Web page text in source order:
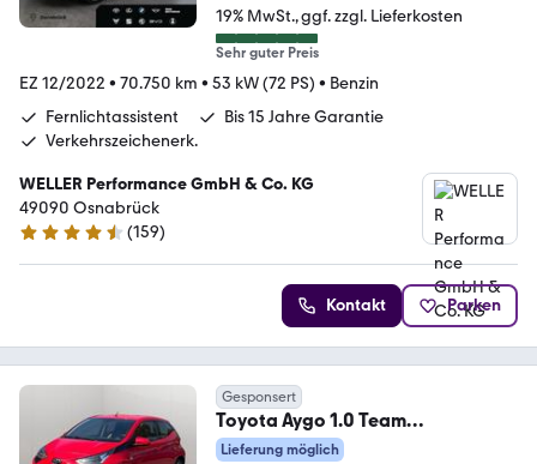
19% MwSt. ggf. zzgl. Lieferkosten
Sehr guter Preis
EZ 12/2022 • 70.750 km • 53 kW (72 PS) • Benzin
Fernlichtassistent
Bis 15 Jahre Garantie
Verkehrszeichenerk.
WELLER Performance GmbH & Co. KG
49090 Osnabrück
4.5 Sterne
(159)
Kontakt Parken
Gesponsert
Toyota Aygo 1.0 Team
Deutschland Carplay Cam Sihz
Lieferung möglich